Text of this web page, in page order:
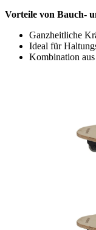
Vorteile von Bauch-
Ganzheitliche
Ideal für
Kombination